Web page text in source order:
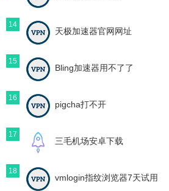
14
天极加速器官网网址
15
Bling加速器用不了了
16
pigcha打不开
17
三毛机场安卓下载
18
vmlogin指纹浏览器7天试用